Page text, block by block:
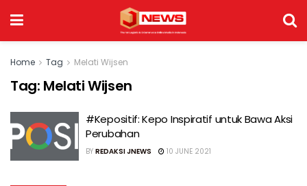
Home Tag Melati Wijsen
Tag: Melati Wijsen
#Kepositif: Kepo Inspiratif untuk Bawa Aksi
Perubahan
BY REDAKSI JNEWS 10 JUNE 2021